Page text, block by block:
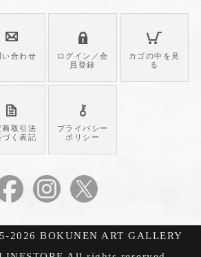
い合わせ
ログイン／会
員登録
カゴの中を見
る
商取引法
づく表記
プライバシー
ポリシー
2026 BOKUNEN ART GALLERY